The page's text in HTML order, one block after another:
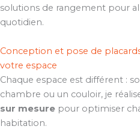
solutions de rangement pour
quotidien.
Conception et pose de
votre espace
Chaque espace est différent :
chambre ou un couloir, je
sur mesure pour optimiser
habitation.